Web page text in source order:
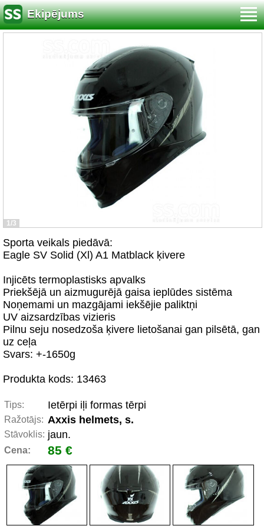
Ekipējums
1/3
Sporta veikals piedāvā:
Eagle SV Solid (Xl) A1 Matblack ķivere
Injicēts termoplastisks apvalks
Priekšējā un aizmugurējā gaisa ieplūdes sistēma
Noņemami un mazgājami iekšējie paliktņi
UV aizsardzības vizieris
Pilnu seju nosedzoša ķivere lietošanai gan pilsētā, gan
uz ceļa
Svars: +-1650g
Produkta kods: 13463
Tips: Ietērpi iļi formas tērpi
Ražotājs: Axxis helmets, s.
Stāvoklis: jaun.
Cena: 85 €